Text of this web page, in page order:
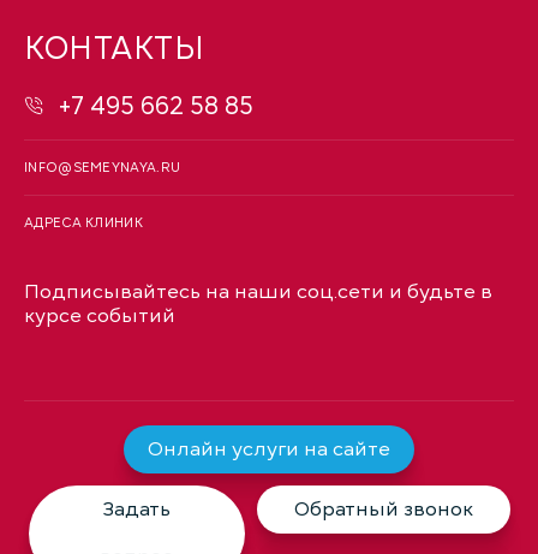
КОНТАКТЫ
+7 495 662 58 85
INFO@SEMEYNAYA.RU
АДРЕСА КЛИНИК
Подписывайтесь на наши соц.сети и будьте в
курсе событий
Онлайн услуги на сайте
Задать
Обратный звонок